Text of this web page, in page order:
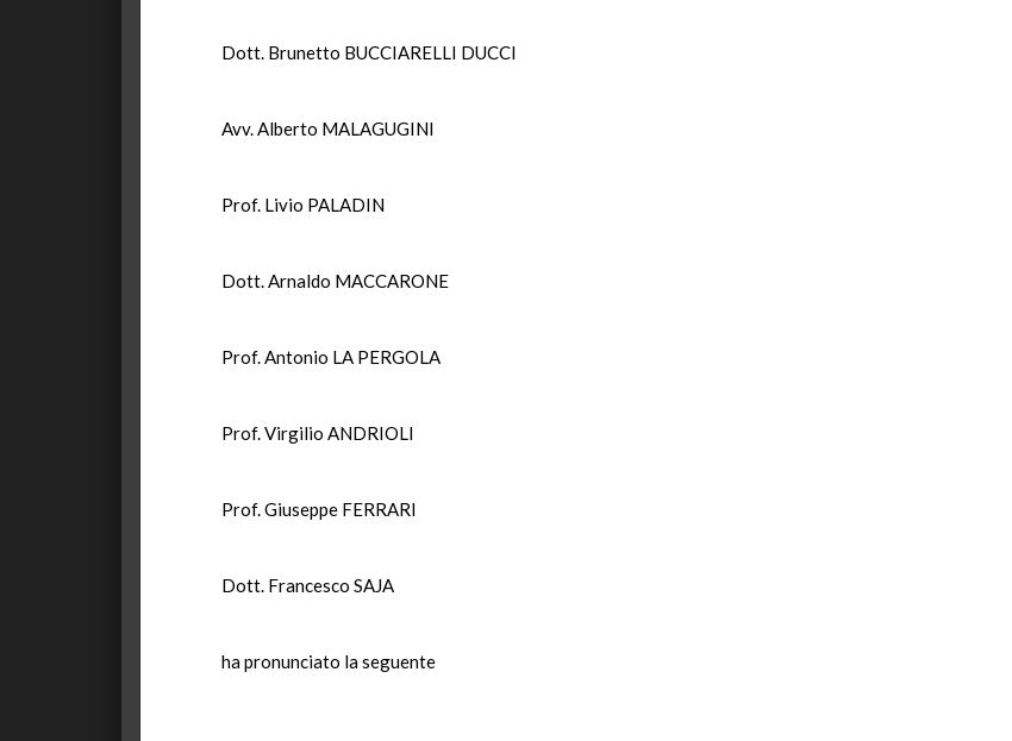
Dott. Brunetto BUCCIARELLI DUCCI
Avv. Alberto MALAGUGINI
Prof. Livio PALADIN
Dott. Arnaldo MACCARONE
Prof. Antonio LA PERGOLA
Prof. Virgilio ANDRIOLI
Prof. Giuseppe FERRARI
Dott. Francesco SAJA
ha pronunciato la seguente